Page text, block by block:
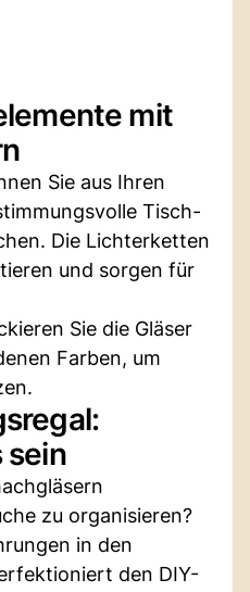
mit
Sie aus Ihren
Tisch-
Die Lichterketten
und sorgen für
Sie die Gläser
Farben, um
sein
zu organisieren?
in den
den DIY-